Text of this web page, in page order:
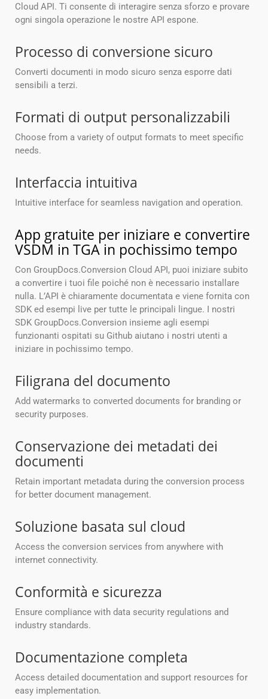
Cloud API. Ti consente di interagire senza sforzo e provare
ogni singola operazione le nostre API espone.
Processo di conversione sicuro
Converti documenti in modo sicuro senza esporre dati
sensibili a terzi.
Formati di output personalizzabili
Choose from a variety of output formats to meet specific
needs.
Interfaccia intuitiva
Intuitive interface for seamless navigation and operation.
App gratuite per iniziare e convertire
VSDM in TGA in pochissimo tempo
Con GroupDocs.Conversion Cloud API, puoi iniziare subito
a convertire i tuoi file poiché non è necessario installare
nulla. L’API è chiaramente documentata e viene fornita con
SDK ed esempi live per tutte le principali lingue. I nostri
SDK GroupDocs.Conversion insieme agli esempi
funzionanti ospitati su Github aiutano i nostri utenti a
iniziare in pochissimo tempo.
Filigrana del documento
Add watermarks to converted documents for branding or
security purposes.
Conservazione dei metadati dei
documenti
Retain important metadata during the conversion process
for better document management.
Soluzione basata sul cloud
Access the conversion services from anywhere with
internet connectivity.
Conformità e sicurezza
Ensure compliance with data security regulations and
industry standards.
Documentazione completa
Access detailed documentation and support resources for
easy implementation.